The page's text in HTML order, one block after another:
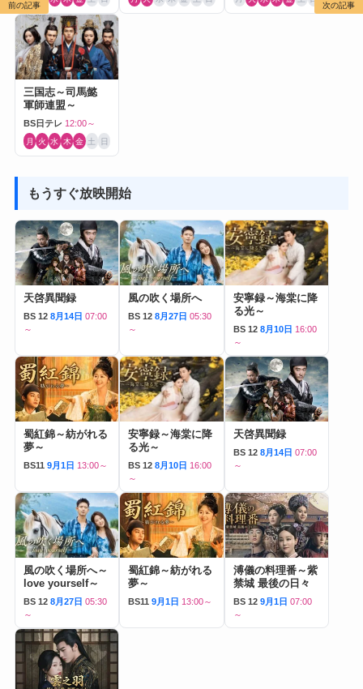
三国志～司馬懿
軍師連盟～
BS日テレ 12:00～
月 火 水 木 金 土 日
もうすぐ放映開始
天啓異聞録
BS 12 8月14日 07:00
～
風の吹く場所へ
BS 12 8月27日 05:30
～
安寧録～海棠に降
る光～
BS 12 8月10日 16:00
～
蜀紅錦～紡がれる
夢～
BS11 9月1日 13:00～
安寧録～海棠に降
る光～
BS 12 8月10日 16:00
～
天啓異聞録
BS 12 8月14日 07:00
～
風の吹く場所へ～
love yourself～
BS 12 8月27日 05:30
～
蜀紅錦～紡がれる
夢～
BS11 9月1日 13:00～
溥儀の料理番～紫
禁城 最後の日々
BS 12 9月1日 07:00
～
前の記事 次の記事